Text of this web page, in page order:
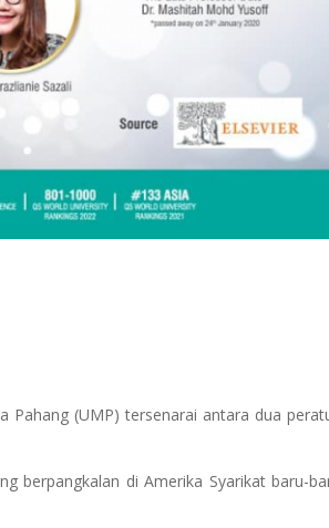
Pahang (UMP) tersenarai antara dua
berpangkalan di Amerika Syarikat baru-